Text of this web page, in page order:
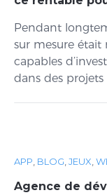
Pendant
sur mesure était
capables
dans des projets
APP BLOG JEUX
Agence de